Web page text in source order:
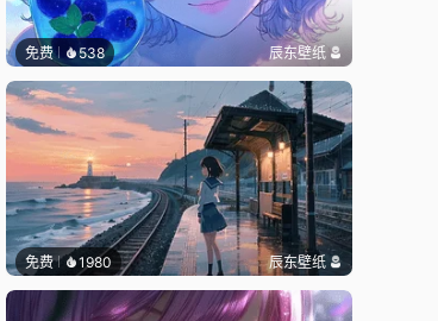
免费 538 辰东壁纸
免费 1980 辰东壁纸